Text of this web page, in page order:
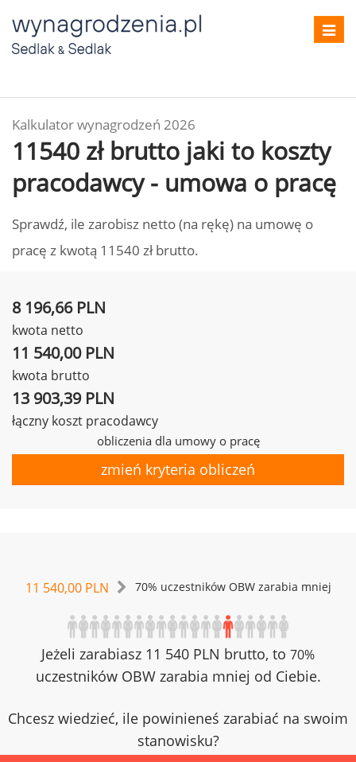
Kalkulator wynagrodzeń 2026
11540 zł brutto jaki to koszty
pracodawcy - umowa o pracę
Sprawdź, ile zarobisz netto (na rękę) na umowę o
pracę z kwotą 11540 zł brutto.
8 196,66 PLN
kwota netto
11 540,00 PLN
kwota brutto
13 903,39 PLN
łączny koszt pracodawcy
obliczenia dla umowy o pracę
zmień kryteria obliczeń
11 540,00 PLN 70% uczestników OBW zarabia mniej
Jeżeli zarabiasz 11 540 PLN brutto, to 70%
uczestników OBW zarabia mniej od Ciebie.
Chcesz wiedzieć, ile powinieneś zarabiać na swoim
stanowisku?